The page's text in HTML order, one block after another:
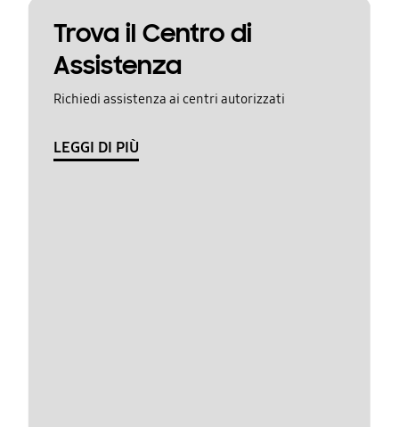
Trova il Centro di
Assistenza
Richiedi assistenza ai centri autorizzati
LEGGI DI PIÙ